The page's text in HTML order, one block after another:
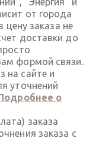
от города
цену заказа не
доставки до
формой связи.
на сайте и
уточнений
о
заказа
заказа с